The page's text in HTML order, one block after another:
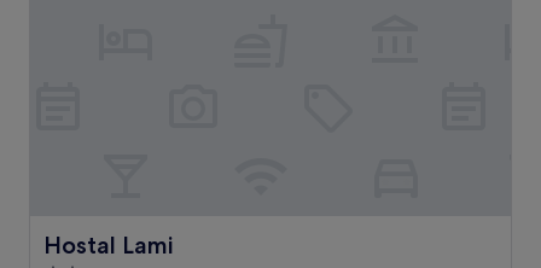
Hostal Lami
Hostal Lami